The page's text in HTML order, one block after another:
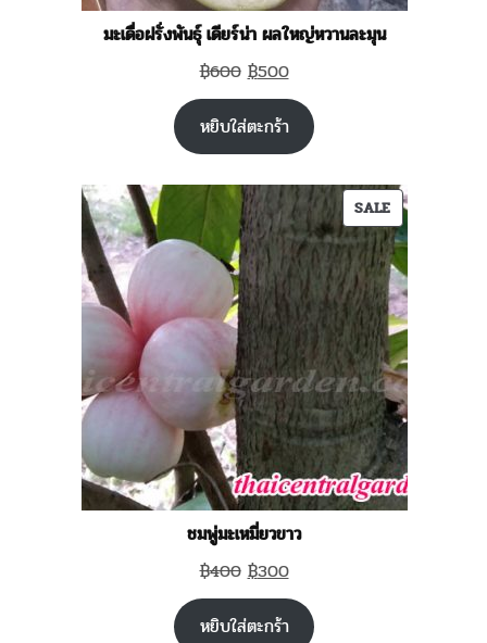
มะเดื่อฝรั่งพันธุ์ เดียร์น่า ผลใหญ่หวานละมุน
฿600 Original
price
was:
฿600.
฿500Current
price
is:
฿500.
หยิบใส่ตะกร้า
SALEPRODUCT
ON
SALE
ชมพู่มะเหมี่ยวขาว
฿400 Original
price
was:
฿300Current
price
is:
หยิบใส่ตะกร้า